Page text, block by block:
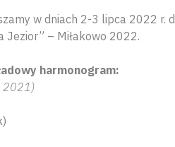
w dniach 2-3 lipca 2022 r.
Jezior” – Miłakowo 2022.
harmonogram:
2021)